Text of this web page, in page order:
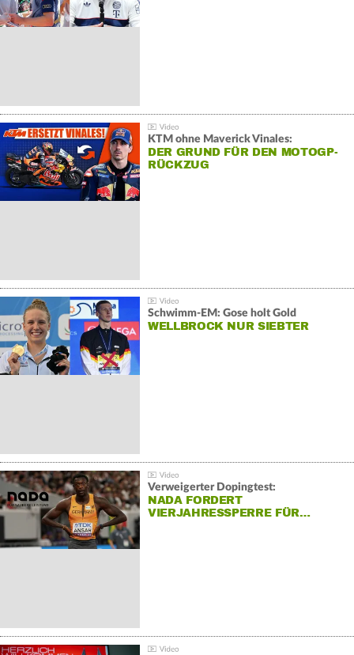
KTM ohne Maverick Vinales:
DER GRUND FÜR DEN MOTOGP-
RÜCKZUG
Schwimm-EM: Gose holt Gold
WELLBROCK NUR SIEBTER
Verweigerter Dopingtest:
NADA FORDERT
VIERJAHRESSPERRE FÜR…